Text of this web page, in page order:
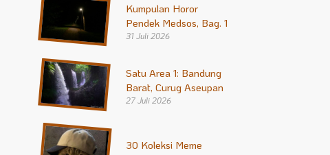
Kumpulan Horor
Pendek Medsos, Bag. 1
31 Juli 2026
Satu Area 1: Bandung
Barat, Curug Aseupan
27 Juli 2026
30 Koleksi Meme